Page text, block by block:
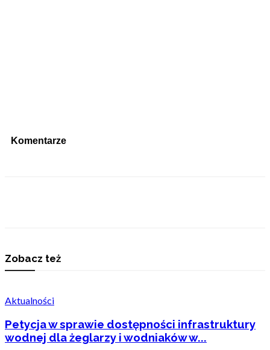
Komentarze
Zobacz też
Aktualności
Petycja w sprawie dostępności infrastruktury
wodnej dla żeglarzy i wodniaków w...